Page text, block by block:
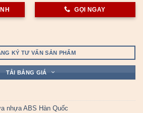
GỌI NGAY
KÝ TƯ VẤN SẢN PHẨM
TẢI BẢNG GIÁ
nhựa ABS Hàn Quốc